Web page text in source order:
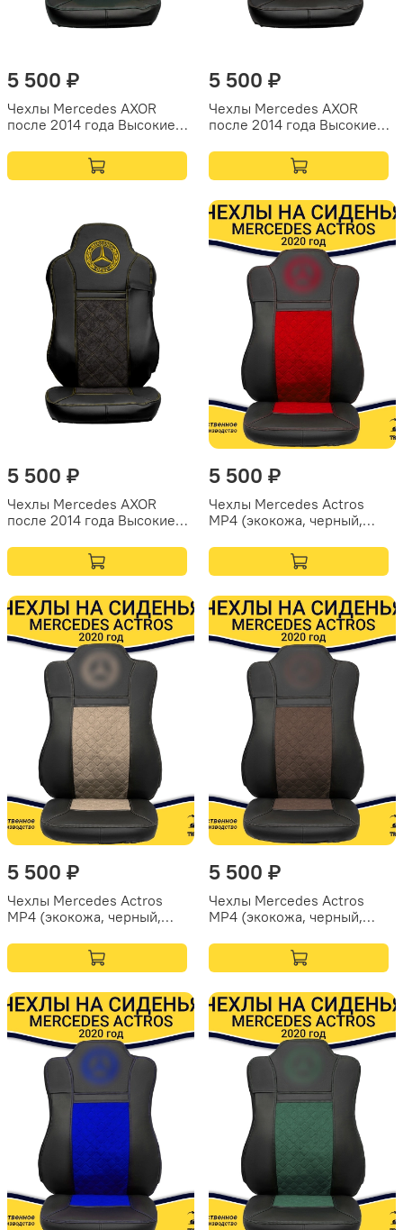
5 500 ₽
Чехлы Mercedes AXOR
после 2014 года Высокие
зеленая вставка)
5 500 ₽
Чехлы Mercedes AXOR
после 2014 года Высокие
коричневая вставка)
5 500 ₽
Чехлы Mercedes AXOR
после 2014 года Высокие
желтая строчка)
5 500 ₽
Чехлы Mercedes Actros
MP4 (экокожа, черный,
5 500 ₽
Чехлы Mercedes Actros
MP4 (экокожа, черный,
5 500 ₽
Чехлы Mercedes Actros
MP4 (экокожа, черный,